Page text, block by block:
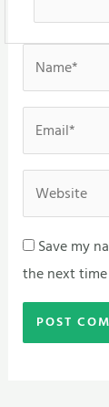
Name*
Email*
Website
Save my
the next